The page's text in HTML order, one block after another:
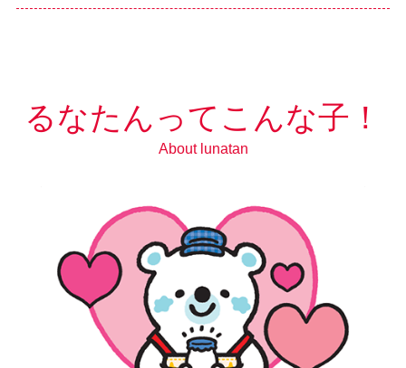
るなたんってこんな子！
About lunatan